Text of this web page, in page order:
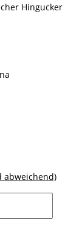
Hingucker
abweichend)